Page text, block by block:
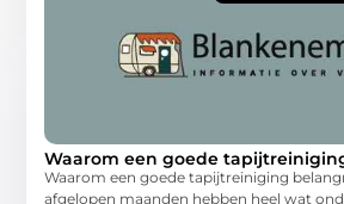
Waarom een goede
Waarom een goede tapijtreiniging
afgelopen maanden hebben heel wat